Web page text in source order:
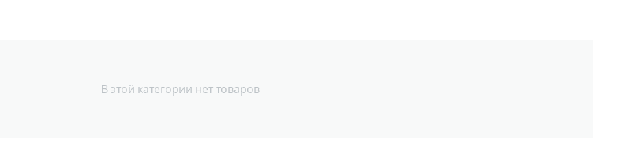
В этой категории нет товаров